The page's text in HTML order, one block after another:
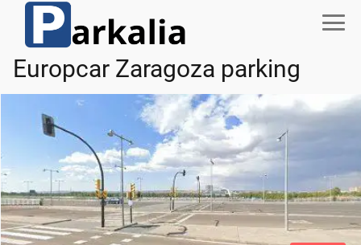
Europcar Zaragoza parking